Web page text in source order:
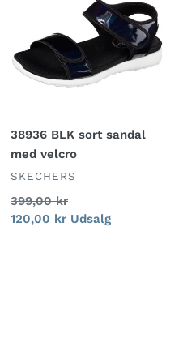
sandal
med
velcro
38936 BLK sort sandal
med velcro
FORHANDLER
SKECHERS
Normalpris
399,00 kr
Udsalgspris
120,00 kr Udsalg